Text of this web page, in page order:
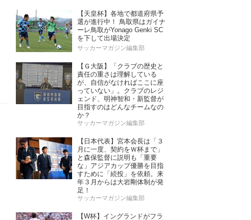
【天皇杯】各地で都道府県予
選が進行中！ 鳥取県はガイナ
ーレ鳥取がYonago Genki SC
を下して出場決定
サッカーマガジン編集部
【Ｇ大阪】「クラブの歴史と
責任の重さは理解している
が、自信がなければここに座
っていない」。クラブのレジ
ェンド、明神智和・新監督が
目指すのはどんなチームなの
か？
サッカーマガジン編集部
【日本代表】宮本会長は「３
月に一度、契約をＷ杯まで」
と森保監督に説明も「重要
な」アジアカップ優勝を目指
すために「続投」を依頼。来
年３月からは大岩剛体制が発
足！
サッカーマガジン編集部
【W杯】イングランドがフラ